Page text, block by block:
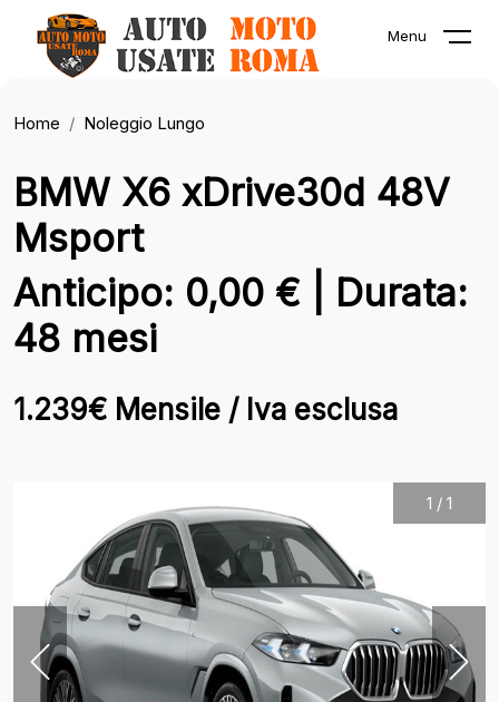
Menu
Home Noleggio Lungo
BMW X6 xDrive30d 48V
Msport
Anticipo: 0,00 € | Durata:
48 mesi
1.239€ Mensile / Iva esclusa
1 / 1